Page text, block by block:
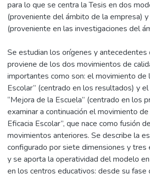
para lo que se centra la Tesis en dos
(proveniente del ámbito de la empresa) y
(proveniente en las investigaciones del
Se estudian los orígenes y antecedentes
proviene de los dos movimientos de
importantes como son: el movimiento de
Escolar” (centrado en los resultados) y
“Mejora de la Escuela” (centrado en los
examinar a continuación el movimiento
Eficacia Escolar”, que nace como fusión
movimientos anteriores. Se describe la
configurado por siete dimensiones y tres
y se aporta la operatividad del modelo
en los centros educativos: desde su fase